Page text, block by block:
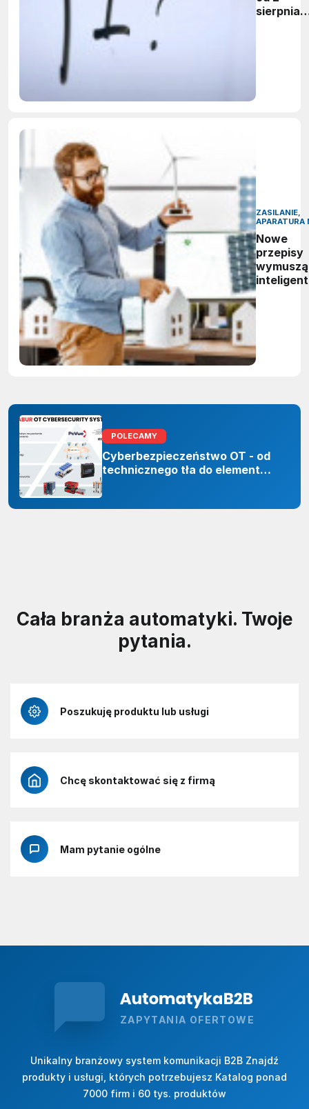
sierpnia
ZASILANIE,
APARATURA
Nowe
przepisy
wymuszą
POLECAMY
Cyberbezpieczeństwo OT - od
technicznego tła do elementu
Cała branża automatyki. Twoje
pytania.
Poszukuję produktu lub usługi
Chcę skontaktować się z firmą
Mam pytanie ogólne
ZAPYTANIA OFERTOWE
Unikalny branżowy system komunikacji B2B Znajdź
produkty i usługi, których potrzebujesz Katalog ponad
7000 firm i 60 tys. produktów